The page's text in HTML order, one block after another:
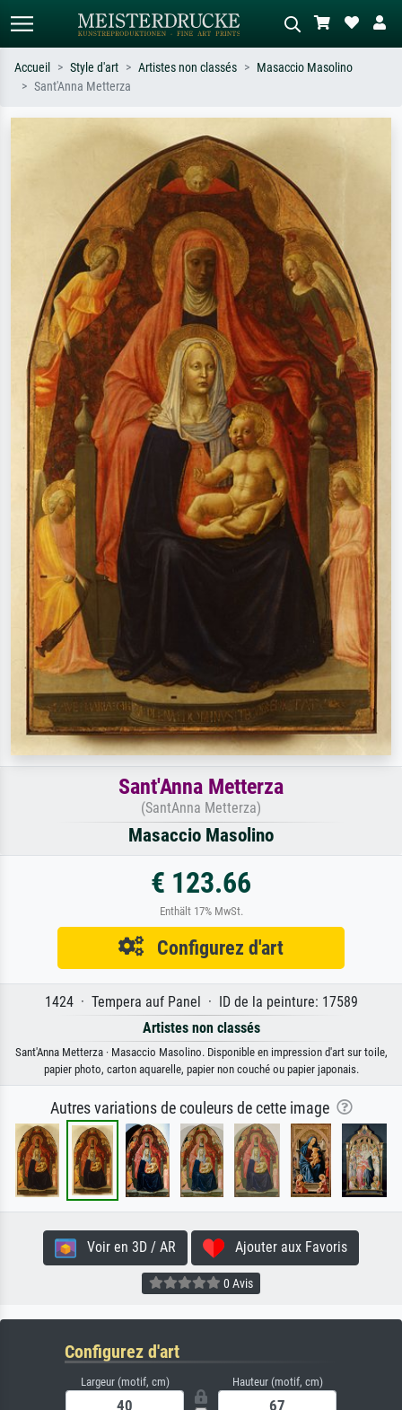
Recherchez par artiste, titre ou style –
ex. Monet, Nuit étoilée,
impressionnisme, vague de Hokusai,
nu.
abstrait avec beaucoup de rouge,
tableau sombre, nu debout près d'un
arbre.
Accueil Style d'art Artistes non classés
Masaccio Masolino
Sant'Anna Metterza
Sant'Anna Metterza
(SantAnna Metterza)
Masaccio Masolino
€ 123.66
Enthält 17% MwSt.
Configurez d'art
1424 · Tempera auf Panel · ID de la peinture: 17589
Artistes non classés
Sant'Anna Metterza · Masaccio Masolino. Disponible en impression d'art sur toile,
papier photo, carton aquarelle, papier non couché ou papier japonais.
Autres variations de couleurs de cette image
Voir en 3D / AR Ajouter aux Favoris
0 Avis
Configurez d'art
Largeur (motif, cm) Hauteur (motif, cm)